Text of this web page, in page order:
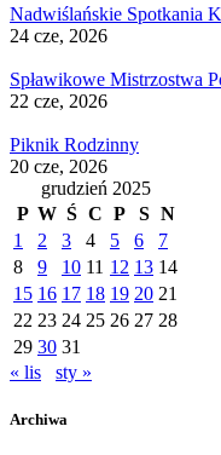
Nadwiślańskie Spotkania
24 cze, 2026
Spławikowe Mistrzostwa
22 cze, 2026
Piknik Rodzinny
20 cze, 2026
grudzień 2025
P W Ś C P S N
1
2 3 4 5 6
7
8
9 10 11 12 13 14
15 16 17 18 19 20 21
22 23 24 25 26 27 28
29 30 31
« lis
sty »
Archiwa